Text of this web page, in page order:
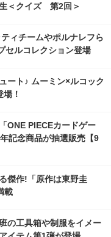
＜クイズ 第2回＞
ィチームやポルナレフら
セルコレクション登場
ート♪ ムーミン×ルコック
！
ONE PIECEカードゲー
記念商品が抽選販売【9
傑作!「原作は東野圭
載
の工具箱や制服をイメー